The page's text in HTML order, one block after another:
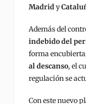
Madridy
Además del
indebido del
forma
al descanso, el
regulación se
Con este nuevo